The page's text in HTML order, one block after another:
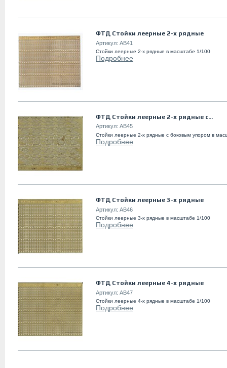
ФТД Стойки леерные 2-х рядные
Артикул: AB41
Стойки леерные 2-х рядные в масштабе 1/100
Подробнее
ФТД Стойки леерные 2-х рядные с...
Артикул: AB45
Стойки леерные 2-х рядные с боковым упором в
Подробнее
ФТД Стойки леерные 3-х рядные
Артикул: AB46
Стойки леерные 3-х рядные в масштабе 1/100
Подробнее
ФТД Стойки леерные 4-х рядные
Артикул: AB47
Стойки леерные 4-х рядные в масштабе 1/100
Подробнее